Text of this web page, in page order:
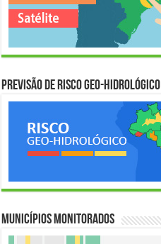
Previsão de Risco Geo-Hidrológico
Municípios Monitorados